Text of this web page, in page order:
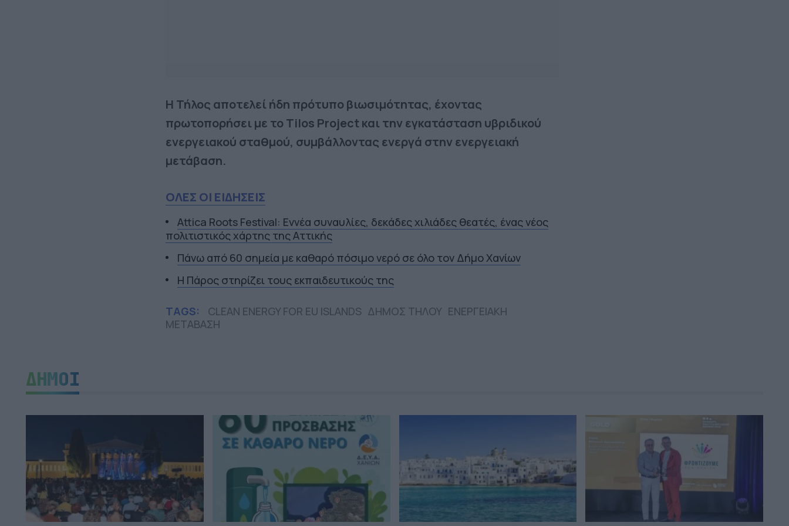
Η Τήλος αποτελεί ήδη πρότυπο βιωσιμότητας, έχοντας
πρωτοπορήσει με το Tilos Project και την εγκατάσταση υβριδικού
ενεργειακού σταθμού, συμβάλλοντας ενεργά στην ενεργειακή
μετάβαση.
ΟΛΕΣ ΟΙ ΕΙΔΗΣΕΙΣ
Attica Roots Festival: Εννέα συναυλίες, δεκάδες χιλιάδες θεατές, ένας νέος
πολιτιστικός χάρτης της Αττικής
Πάνω από 60 σημεία με καθαρό πόσιμο νερό σε όλο τον Δήμο Χανίων
Η Πάρος στηρίζει τους εκπαιδευτικούς της
TAGS: CLEAN ENERGY FOR EU ISLANDS ΔΗΜΟΣ ΤΗΛΟΥ ΕΝΕΡΓΕΙΑΚΗ
ΜΕΤΑΒΑΣΗ
ΔΗΜΟΙ